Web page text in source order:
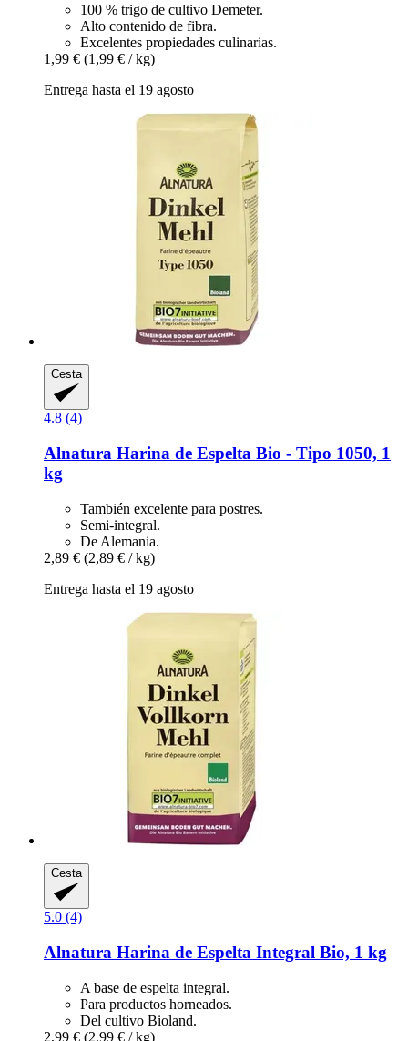
100 % trigo de cultivo Demeter.
Alto contenido de fibra.
Excelentes propiedades culinarias.
1,99 € (1,99 € / kg)
Entrega hasta el 19 agosto
Cesta
4.8 (4)
Alnatura Harina de Espelta Bio -​ Tipo 1050, 1
kg
También excelente para postres.
Semi-integral.
De Alemania.
2,89 € (2,89 € / kg)
Entrega hasta el 19 agosto
Cesta
5.0 (4)
Alnatura Harina de Espelta Integral Bio, 1 kg
A base de espelta integral.
Para productos horneados.
Del cultivo Bioland.
2,99 € (2,99 € / kg)